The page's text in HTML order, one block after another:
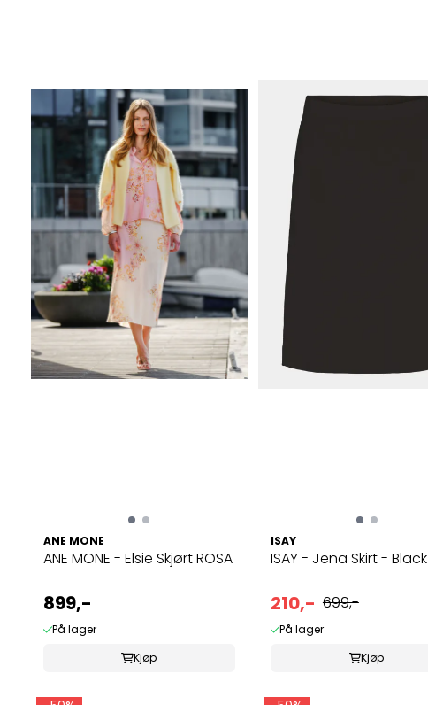
ANE MONE
ANE MONE - Elsie Skjørt ROSA
899,-
På lager
Kjøp
ISAY
ISAY - Jena Skirt - Black
210,- 699,-
På lager
Kjøp